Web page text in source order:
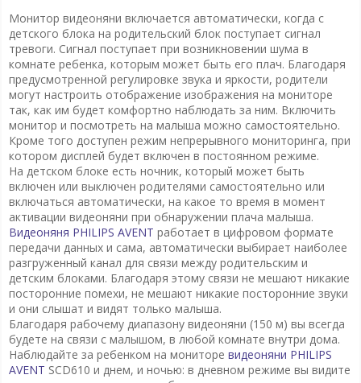
Монитор видеоняни включается автоматически, когда с
детского блока на родительский блок поступает сигнал
тревоги. Сигнал поступает при возникновении шума в
комнате ребенка, которым может быть его плач. Благодаря
предусмотренной регулировке звука и яркости, родители
могут настроить отображение изображения на мониторе
так, как им будет комфортно наблюдать за ним. Включить
монитор и посмотреть на малыша можно самостоятельно.
Кроме того доступен режим непрерывного мониторинга, при
котором дисплей будет включен в постоянном режиме.
На детском блоке есть ночник, который может быть
включен или выключен родителями самостоятельно или
включаться автоматически, на какое то время в момент
активации видеоняни при обнаружении плача малыша.
Видеоняня PHILIPS AVENT работает в цифровом формате
передачи данных и сама, автоматически выбирает наиболее
разгруженный канал для связи между родительским и
детским блоками. Благодаря этому связи не мешают никакие
посторонние помехи, не мешают никакие посторонние звуки
и они слышат и видят только малыша.
Благодаря рабочему диапазону видеоняни (150 м) вы всегда
будете на связи с малышом, в любой комнате внутри дома.
Наблюдайте за ребенком на мониторе видеоняни PHILIPS
AVENT SCD610 и днем, и ночью: в дневном режиме вы видите